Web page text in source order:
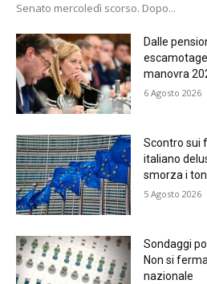
Senato mercoledì scorso. Dopo...
Dalle
manovra
6 Agosto 2026
Scontro sui
italiano
smorza i
5 Agosto 2026
Sondaggi
Non si
nazionale